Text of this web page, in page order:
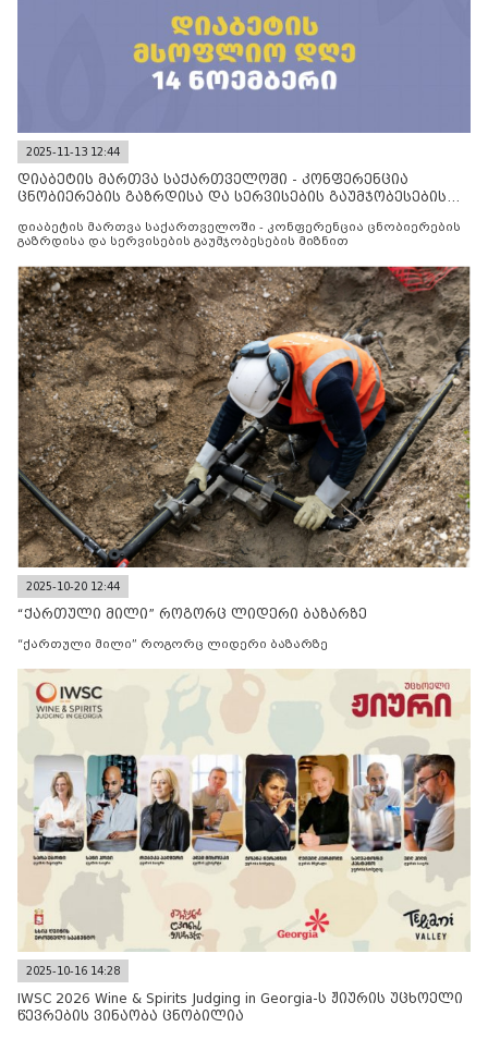
2025-11-13 12:44
დიაბეტის მართვა საქართველოში - კონფერენცია
ცნობიერების გაზრდისა და სერვისების გაუმჯობესების
დიაბეტის მართვა საქართველოში - კონფერენცია ცნობიერების
გაზრდისა და სერვისების გაუმჯობესების მიზნით
2025-10-20 12:44
“ქართული მილი” როგორც ლიდერი ბაზარზე
“ქართული მილი” როგორც ლიდერი ბაზარზე
2025-10-16 14:28
IWSC 2026 Wine & Spirits Judging in Georgia-ს ჟიურის უცხოელი
წევრების ვინაობა ცნობილია